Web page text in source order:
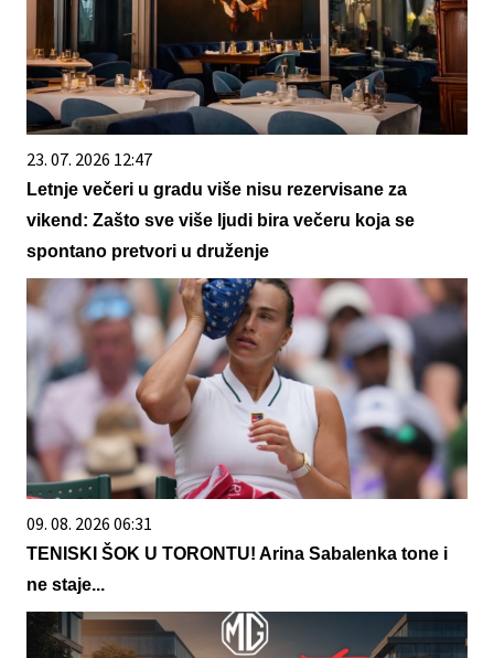
23. 07. 2026 12:47
Letnje večeri u gradu više nisu rezervisane za
vikend: Zašto sve više ljudi bira večeru koja se
spontano pretvori u druženje
09. 08. 2026 06:31
TENISKI ŠOK U TORONTU! Arina Sabalenka tone i
ne staje...